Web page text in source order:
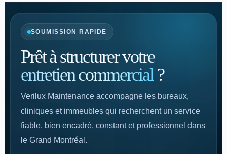
SOUMISSION RAPIDE
Prêt à structurer votre
entretien commercial ?
Verilux Maintenance accompagne les bureaux,
cliniques et immeubles qui recherchent un service
fiable, bien encadré, constant et professionnel dans
le Grand Montréal.